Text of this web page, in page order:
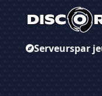
Serveurspar